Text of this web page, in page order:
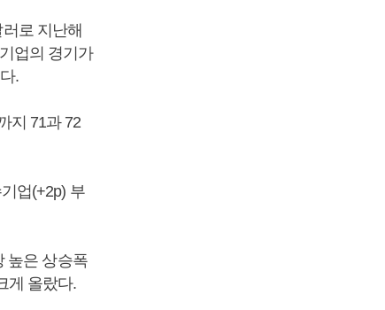
로 지난해
업의 경기가
.
지 71과 72
업(+2p) 부
높은 상승폭
게 올랐다.